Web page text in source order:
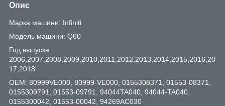
Опис
Марка машини: Infiniti
Модель машини: Q60
Год выпуска:
2006,2007,2008,2009,2010,2011,2012,2013,2014,2015,2016,20
17,2018
OEM: 80999VE000, 80999-VE000, 0155308371, 01553-08371,
0155309791, 01553-09791, 94044TA040, 94044-TA040,
0155300042, 01553-00042, 94269AC030